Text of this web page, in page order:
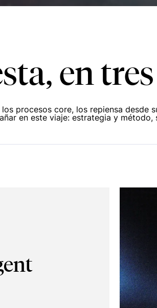
en tres
procesos core, los repiensa
en este viaje: estrategia y método,